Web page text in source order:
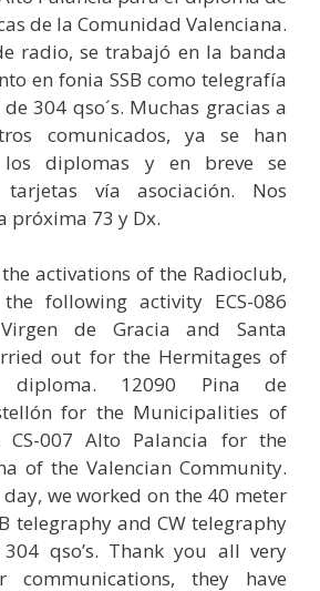
de la Comunidad Valenciana.
radio, se trabajó en la banda
en fonia SSB como telegrafía
304 qso´s. Muchas gracias a
comunicados, ya se han
diplomas y en breve se
vía asociación. Nos
próxima 73 y Dx.
activations of the Radioclub,
following activity ECS-086
de Gracia and Santa
out for the Hermitages of
diploma.
12090 Pina de
for the Municipalities of
CS-007 Alto Palancia for the
of the Valencian Community.
we worked on the 40 meter
telegraphy and CW telegraphy
qso’s. Thank you all very
they have